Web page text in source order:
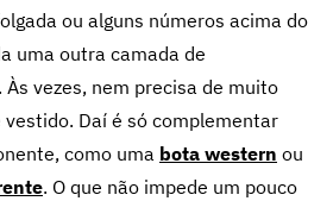
ou alguns números acima do
uma outra camada de
vezes, nem precisa de muito
Daí é só complementar
como uma bota western ou
. O que não impede um pouco